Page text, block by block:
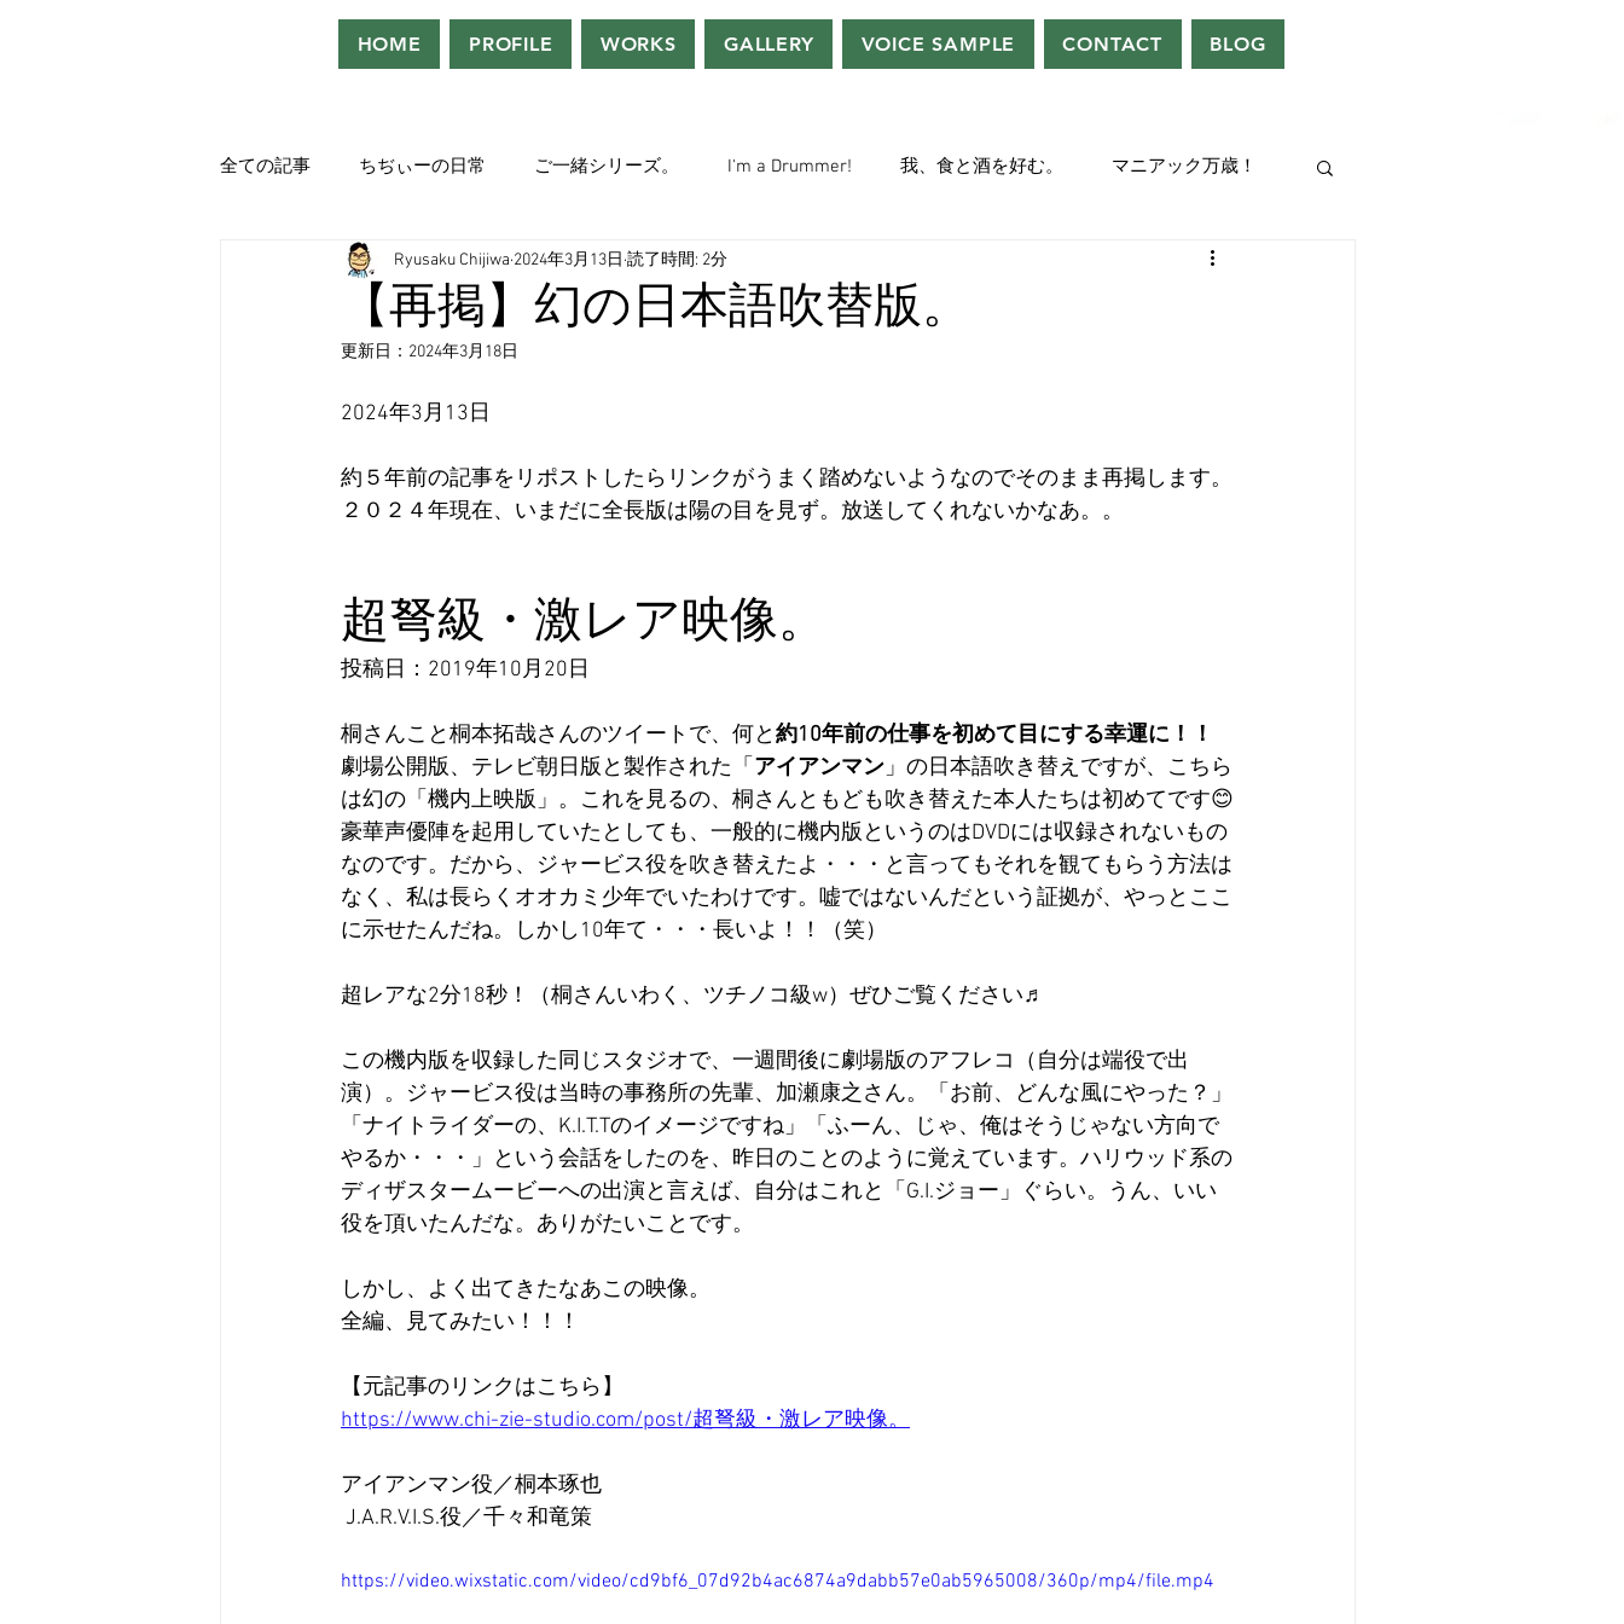
HOME PROFILE WORKS GALLERY VOICE SAMPLE CONTACT BLOG
全ての記事 ちぢぃーの日常 ご一緒シリーズ。 I'm a Drummer! 我、食と酒を好む。 マニアック万歳！
役者として、声優として。 ちぢぃー的VOWネタ。
吹き替えが好き！！ 「ウルトラ」の世界。
【再掲】幻の日本語吹替版。
Ryusaku Chijiwa 2024年3月13日 読了時間: 2分
更新日： 2024年3月18日
2024年3月13日
約５年前の記事をリポストしたらリンクがうまく踏めないようなのでそのまま再掲します。
２０２４年現在、いまだに全長版は陽の目を見ず。放送してくれないかなあ。。
超弩級・激レア映像。
投稿日：2019年10月20日
桐さんこと桐本拓哉さんのツイートで、何と約10年前の仕事を初めて目にする幸運に！！
劇場公開版、テレビ朝日版と製作された「 アイアンマン 」の日本語吹き替えですが、こちら
は幻の「機内上映版」。これを見るの、桐さんともども吹き替えた本人たちは初めてです😊
豪華声優陣を起用していたとしても、一般的に機内版というのはDVDには収録されないもの
なのです。だから、ジャービス役を吹き替えたよ・・・と言ってもそれを観てもらう方法は
なく、私は長らくオオカミ少年でいたわけです。嘘ではないんだという証拠が、やっとここ
に示せたんだね。しかし10年て・・・長いよ！！（笑）
超レアな2分18秒！（桐さんいわく、ツチノコ級w）ぜひご覧ください♬
この機内版を収録した同じスタジオで、一週間後に劇場版のアフレコ（自分は端役で出
演）。ジャービス役は当時の事務所の先輩、加瀬康之さん。「お前、どんな風にやった？」
「ナイトライダーの、K.I.T.Tのイメージですね」「ふーん、じゃ、俺はそうじゃない方向で
やるか・・・」という会話をしたのを、昨日のことのように覚えています。ハリウッド系の
ディザスタームービーへの出演と言えば、自分はこれと「G.I.ジョー」ぐらい。うん、いい
役を頂いたんだな。ありがたいことです。
しかし、よく出てきたなあこの映像。
全編、見てみたい！！！
【元記事のリンクはこちら】
https://www.chi-zie-studio.com/post/超弩級・激レア映像。
アイアンマン役／桐本琢也
J.A.R.V.I.S.役／千々和竜策
https://video.wixstatic.com/video/cd9bf6_07d92b4ac6874a9dabb57e0ab5965008/360p/mp4/file.mp4